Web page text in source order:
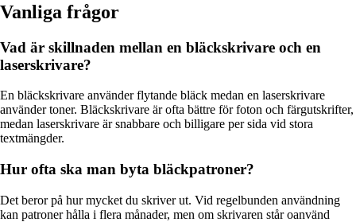
Vanliga frågor
Vad är skillnaden mellan en bläckskrivare och en
laserskrivare?
En bläckskrivare använder flytande bläck medan en laserskrivare
använder toner. Bläckskrivare är ofta bättre för foton och färgutskrifter,
medan laserskrivare är snabbare och billigare per sida vid stora
textmängder.
Hur ofta ska man byta bläckpatroner?
Det beror på hur mycket du skriver ut. Vid regelbunden användning
kan patroner hålla i flera månader, men om skrivaren står oanvänd